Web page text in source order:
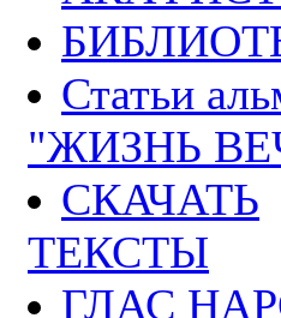
Статьи
"ЖИЗНЬ
СКАЧАТЬ
ТЕКСТЫ
ГЛАС